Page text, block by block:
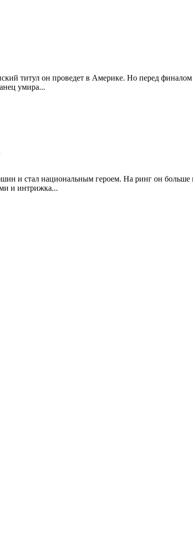
титул он проведет в Америке. Но перед
умира...
и стал национальным героем. На ринг он больше
и интрижка...